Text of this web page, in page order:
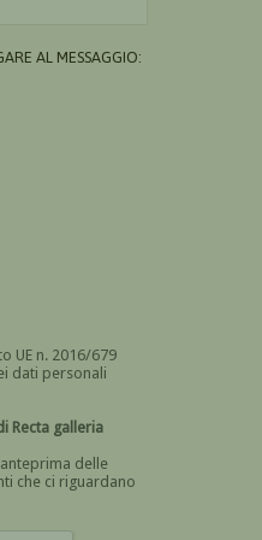
AL MESSAGGIO:
UE n. 2016/679
miei dati personali
Devi dare il consenso
delle
che ci riguardano